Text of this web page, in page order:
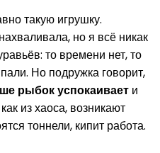
такую игрушку.
но я всё никак
то времени нет, то
Но подружка говорит,
рыбок успокаивает и
из хаоса, возникают
тоннели, кипит работа.